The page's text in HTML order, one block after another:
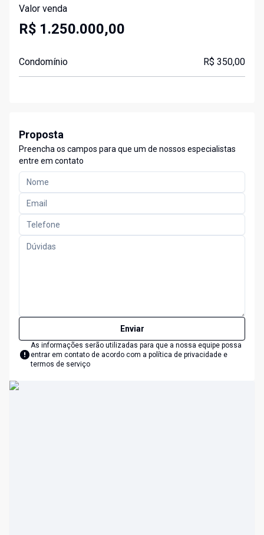
Valor venda
R$ 1.250.000,00
Condomínio R$ 350,00
Proposta
Preencha os campos para que um de nossos especialistas
entre em contato
Enviar
As informações serão utilizadas para que a nossa equipe possa
entrar em contato de acordo com a política de privacidade e
termos de serviço